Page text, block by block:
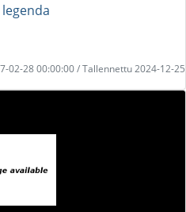
02-28 00:00:00 / Tallennettu 2024-12-25